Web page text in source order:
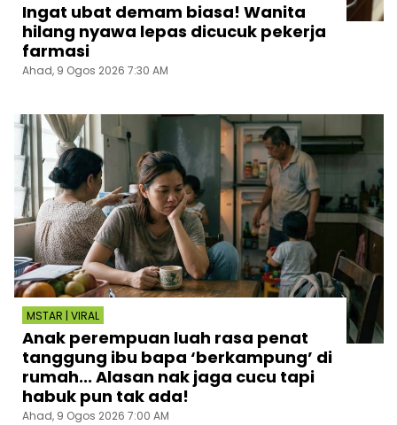
Ingat ubat demam biasa! Wanita
hilang nyawa lepas dicucuk pekerja
farmasi
Ahad, 9 Ogos 2026 7:30 AM
MSTAR | VIRAL
Anak perempuan luah rasa penat
tanggung ibu bapa ‘berkampung’ di
rumah... Alasan nak jaga cucu tapi
habuk pun tak ada!
Ahad, 9 Ogos 2026 7:00 AM